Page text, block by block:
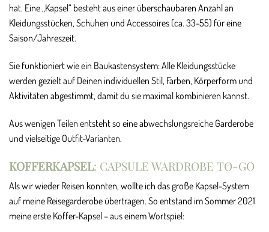
hat. Eine „Kapsel“ besteht aus einer überschaubaren Anzahl an
Kleidungsstücken, Schuhen und Accessoires (ca. 33-55) für eine
Saison/Jahreszeit.
Sie funktioniert wie ein Baukastensystem: Alle Kleidungsstücke
werden gezielt auf Deinen individuellen Stil, Farben, Körperform und
Aktivitäten abgestimmt, damit du sie maximal kombinieren kannst.
Aus wenigen Teilen entsteht so eine abwechslungsreiche Garderobe
und vielseitige Outfit-Varianten.
KOFFERKAPSEL: CAPSULE WARDROBE TO-GO
Als wir wieder Reisen konnten, wollte ich das große Kapsel-System
auf meine Reisegarderobe übertragen. So entstand im Sommer 2021
meine erste Koffer-Kapsel – aus einem Wortspiel: